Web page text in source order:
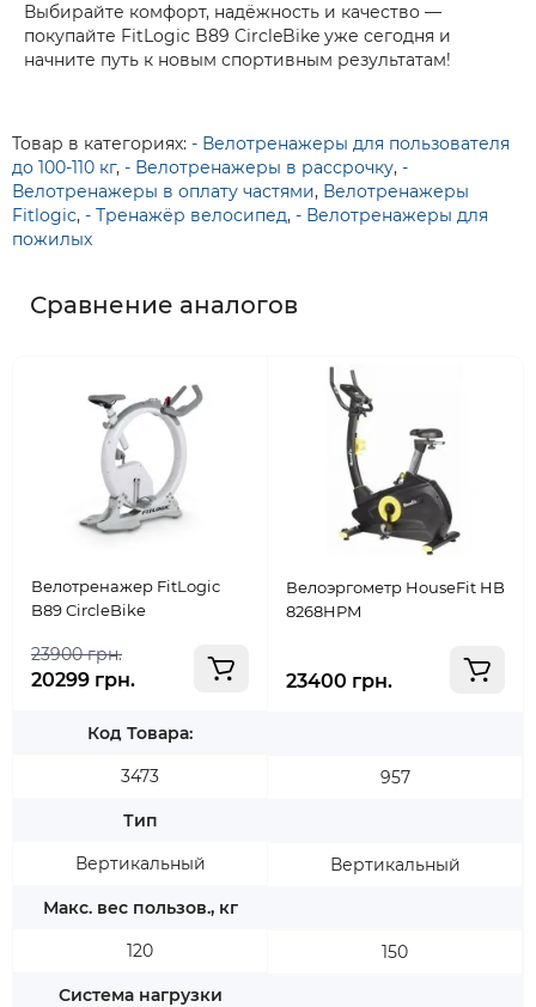
Выбирайте комфорт, надёжность и качество —
покупайте FitLogic B89 CircleBike уже сегодня и
начните путь к новым спортивным результатам!
Товар в категориях: - Велотренажеры для пользователя
до 100-110 кг, - Велотренажеры в рассрочку, -
Велотренажеры в оплату частями, Велотренажеры
Fitlogic, - Тренажёр велосипед, - Велотренажеры для
пожилых
Сравнение аналогов
Велотренажер FitLogic
B89 CircleBike
23900 грн.
20299 грн.
Код Товара:
3473
Тип
Вертикальный
Макс. вес пользов., кг
120
Система нагрузки
Велоэргометр HouseFit HB
8268HPM
23400 грн.
957
Вертикальный
150